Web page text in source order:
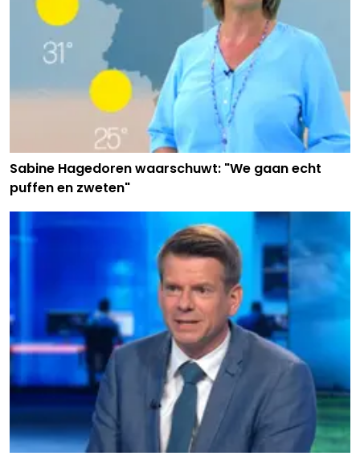
Sabine Hagedoren waarschuwt: "We gaan echt
puffen en zweten"